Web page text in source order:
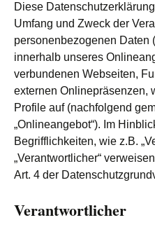
Diese
Umfang und Zweck der
personenbezogenen Daten
innerhalb unseres
verbundenen Webseiten,
externen Onlinepräsenzen,
Profile auf (nachfolgend
„Onlineangebot“). Im
Begrifflichkeiten, wie z.B.
„Verantwortlicher“
Art. 4 der
Verantwortlicher